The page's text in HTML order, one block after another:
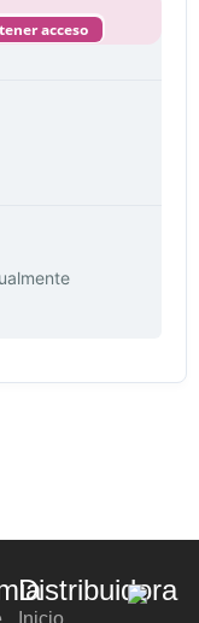
acceso
Distribuidora
Inicio